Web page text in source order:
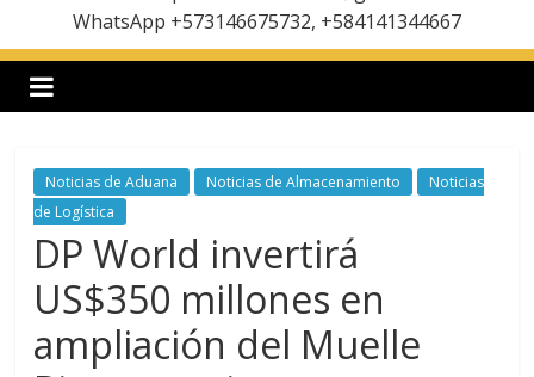
a
s
m
a
WhatsApp +573146675732, +584141344667
Noticias de Aduana Noticias de Almacenamiento
Noticias
de Logística
DP World invertirá
US$350 millones en
ampliación del Muelle